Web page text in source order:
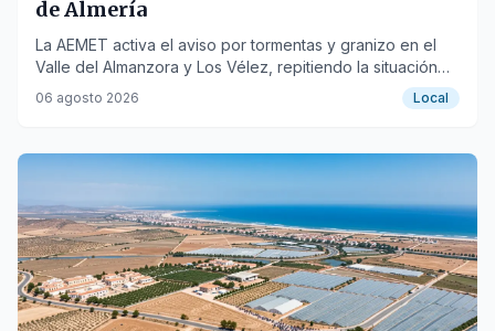
de Almería
La AEMET activa el aviso por tormentas y granizo en el
Valle del Almanzora y Los Vélez, repitiendo la situación
de la semana anterior.
06 agosto 2026 Local